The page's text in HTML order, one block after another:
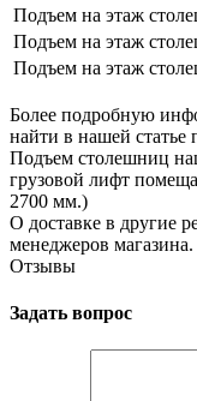
Подъем на этаж
Подъем на этаж
Подъем на этаж
Более подробную
найти в нашей статье
Подъем столешниц
грузовой лифт
2700 мм.)
О доставке в другие
менеджеров магазина.
Отзывы
Задать вопрос